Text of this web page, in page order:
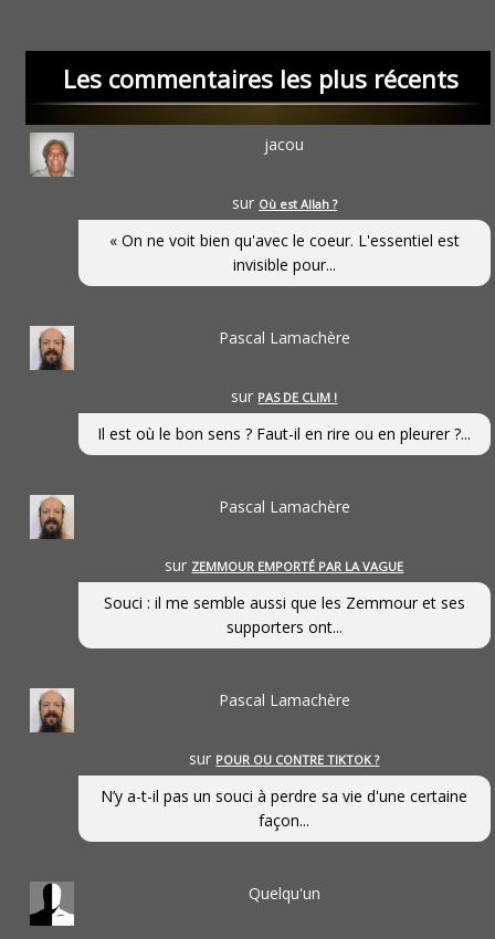
Les commentaires les plus récents
jacou
sur Où est Allah ?
« On ne voit bien qu'avec le coeur. L'essentiel est
invisible pour...
Pascal Lamachère
sur PAS DE CLIM !
Il est où le bon sens ? Faut-il en rire ou en pleurer ?...
Pascal Lamachère
sur ZEMMOUR EMPORTÉ PAR LA VAGUE
Souci : il me semble aussi que les Zemmour et ses
supporters ont...
Pascal Lamachère
sur POUR OU CONTRE TIKTOK ?
N’y a-t-il pas un souci à perdre sa vie d'une certaine
façon...
Quelqu'un